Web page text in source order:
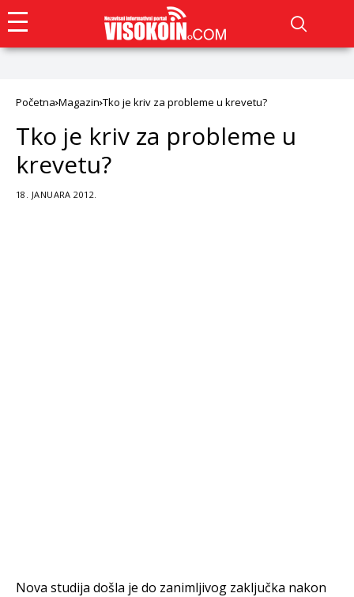
Početna Magazin Tko je kriv za probleme u krevetu?
Tko je kriv za probleme u
krevetu?
18. JANUARA 2012.
Nova studija došla je do zanimljivog zaključka nakon